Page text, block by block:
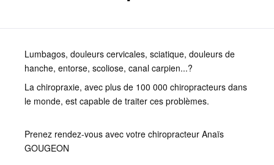
Lumbagos, douleurs cervicales, sciatique, douleurs de
hanche, entorse, scoliose, canal carpien...?
La chiropraxie, avec plus de 100 000 chiropracteurs dans
le monde, est capable de traiter ces problèmes.
Prenez rendez-vous avec votre chiropracteur Anaïs
GOUGEON